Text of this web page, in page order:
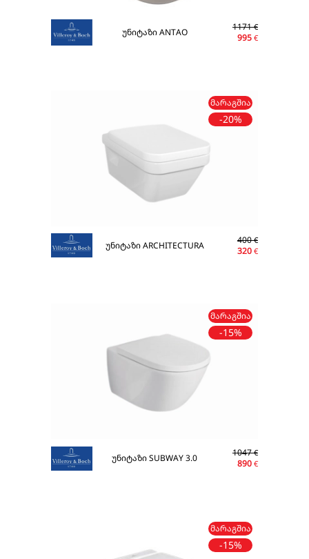
უნიტაზი ANTAO 1171€
995 €
ᲛᲐᲠᲐᲒᲨᲘᲐ
-20%
უნიტაზი ARCHITECTURA 400€
320 €
ᲛᲐᲠᲐᲒᲨᲘᲐ
-15%
უნიტაზი SUBWAY 3.0 1047€
890 €
ᲛᲐᲠᲐᲒᲨᲘᲐ
-15%